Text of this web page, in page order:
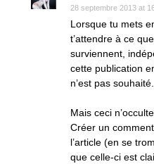
28 septembre 2013 at
Lorsque tu mets
t’attendre à ce
surviennent,
cette publication
n’est pas souhaité.
Mais ceci
Créer un
l’article (en se
que celle-ci est